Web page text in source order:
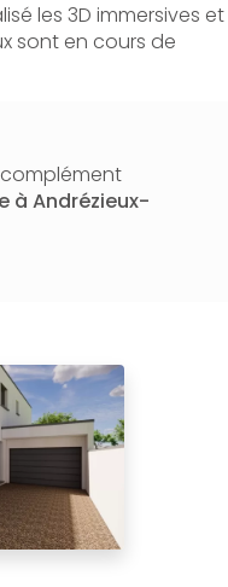
les 3D immersives
sont en cours de
à Andrézieux-